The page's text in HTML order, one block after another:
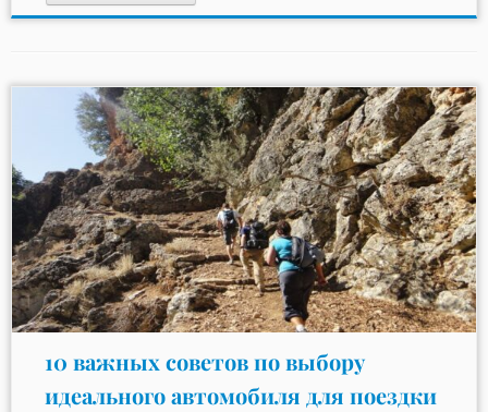
10 важных советов по выбору
идеального автомобиля для поездки